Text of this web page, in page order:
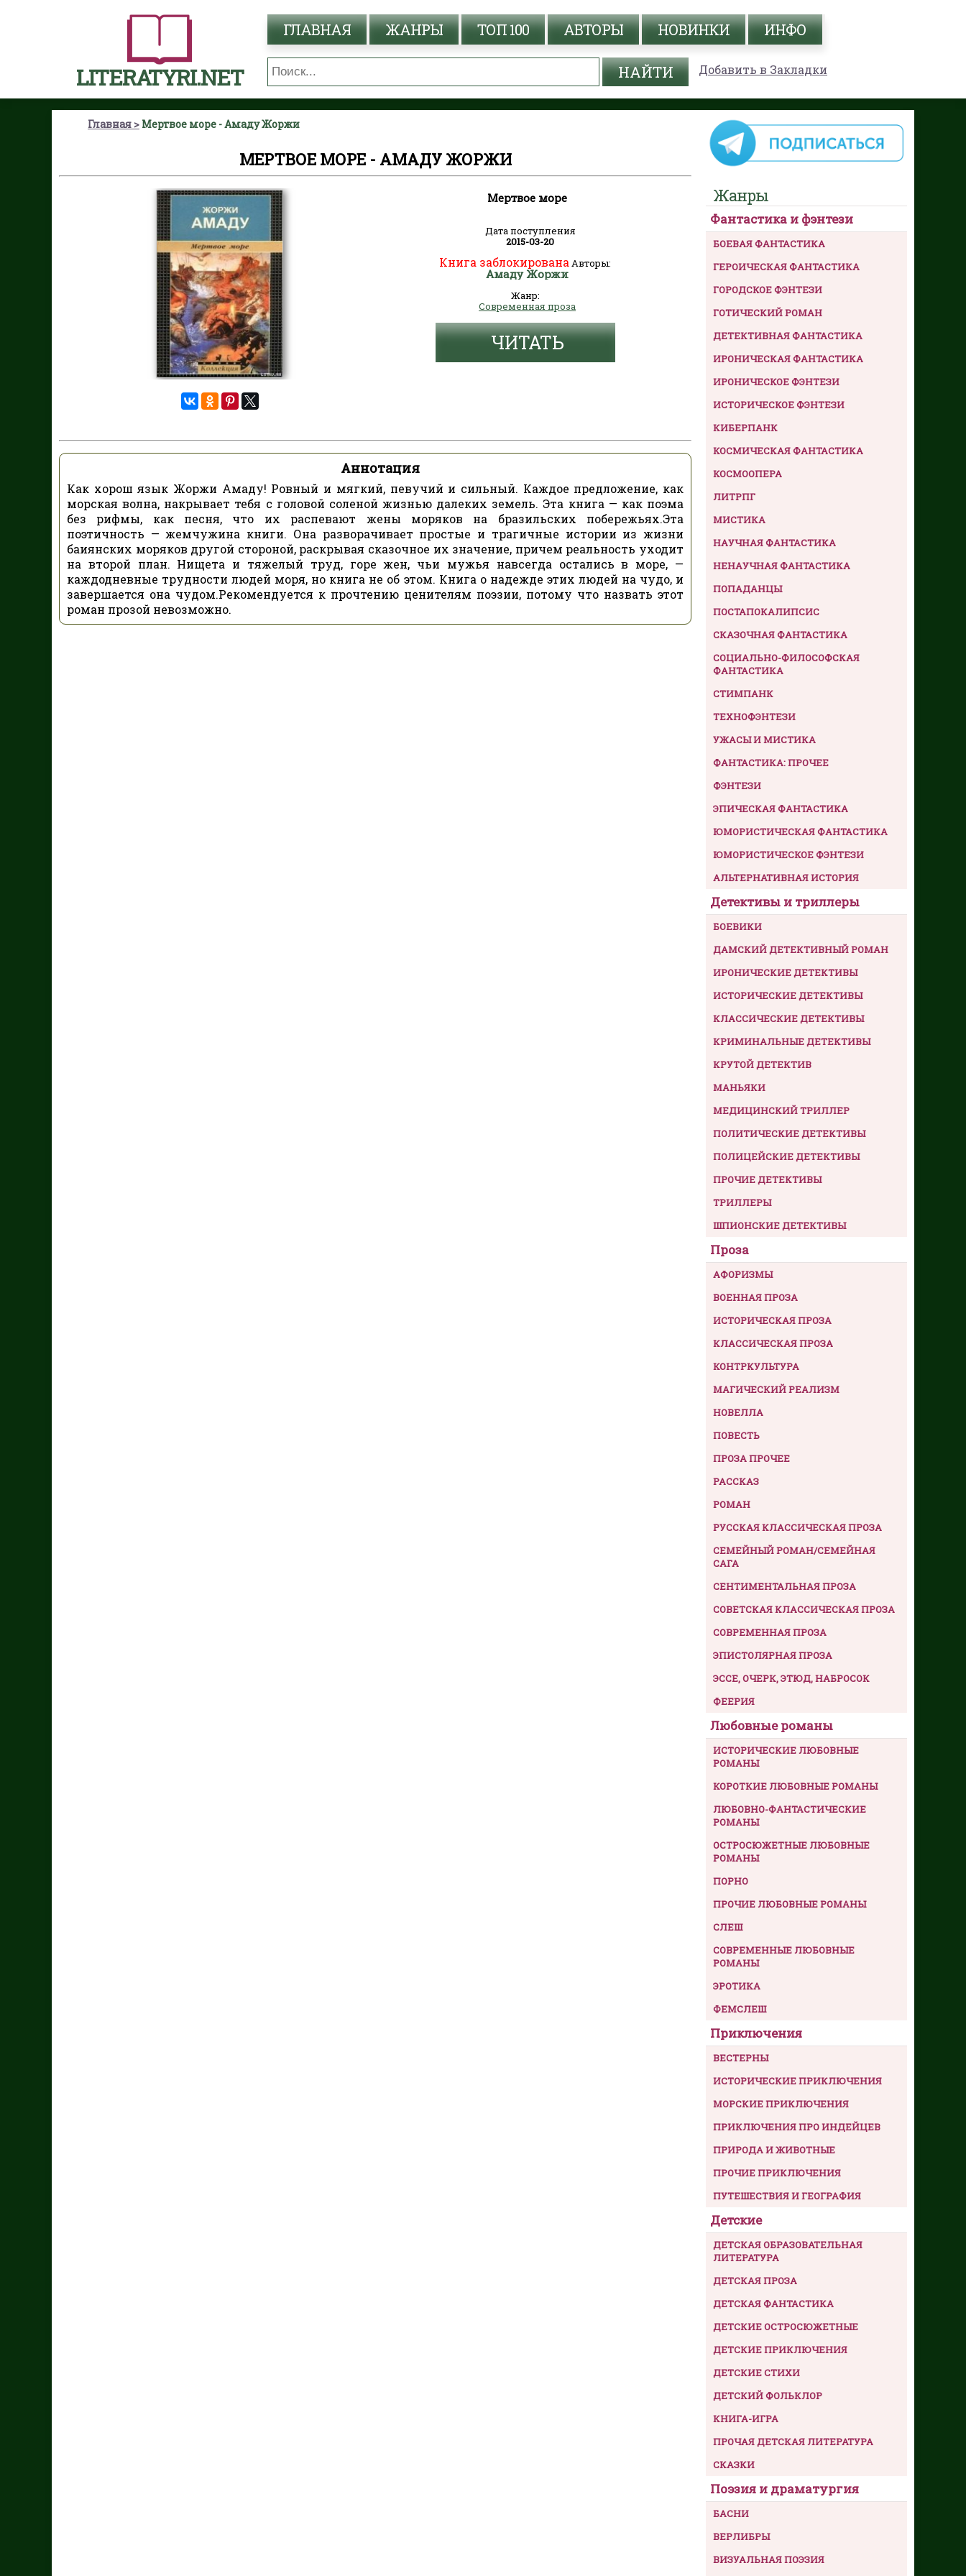
LITERATYRI.NET
ГЛАВНАЯ ЖАНРЫ ТОП 100 АВТОРЫ НОВИНКИ ИНФО
Добавить в Закладки
Главная Мертвое море - Амаду Жоржи
МЕРТВОЕ МОРЕ - АМАДУ ЖОРЖИ
Мертвое море
Дата поступления
2015-03-20
Книга заблокирована Авторы:
Амаду Жоржи
Жанр:
Современная проза
ЧИТАТЬ
Аннотация
Как хорош язык Жоржи Амаду! Ровный и мягкий, певучий и сильный. Каждое предложение, как
морская волна, накрывает тебя с головой соленой жизнью далеких земель. Эта книга — как поэма
без рифмы, как песня, что их распевают жены моряков на бразильских побережьях.Эта
поэтичность — жемчужина книги. Она разворачивает простые и трагичные истории из жизни
баиянских моряков другой стороной, раскрывая сказочное их значение, причем реальность уходит
на второй план. Нищета и тяжелый труд, горе жен, чьи мужья навсегда остались в море, —
каждодневные трудности людей моря, но книга не об этом. Книга о надежде этих людей на чудо, и
завершается она чудом.Рекомендуется к прочтению ценителям поэзии, потому что назвать этот
роман прозой невозможно.
Жанры
Фантастика и фэнтези
БОЕВАЯ ФАНТАСТИКА
ГЕРОИЧЕСКАЯ ФАНТАСТИКА
ГОРОДСКОЕ ФЭНТЕЗИ
ГОТИЧЕСКИЙ РОМАН
ДЕТЕКТИВНАЯ ФАНТАСТИКА
ИРОНИЧЕСКАЯ ФАНТАСТИКА
ИРОНИЧЕСКОЕ ФЭНТЕЗИ
ИСТОРИЧЕСКОЕ ФЭНТЕЗИ
КИБЕРПАНК
КОСМИЧЕСКАЯ ФАНТАСТИКА
КОСМООПЕРА
ЛИТРПГ
МИСТИКА
НАУЧНАЯ ФАНТАСТИКА
НЕНАУЧНАЯ ФАНТАСТИКА
ПОПАДАНЦЫ
ПОСТАПОКАЛИПСИС
СКАЗОЧНАЯ ФАНТАСТИКА
СОЦИАЛЬНО-ФИЛОСОФСКАЯ
ФАНТАСТИКА
СТИМПАНК
ТЕХНОФЭНТЕЗИ
УЖАСЫ И МИСТИКА
ФАНТАСТИКА: ПРОЧЕЕ
ФЭНТЕЗИ
ЭПИЧЕСКАЯ ФАНТАСТИКА
ЮМОРИСТИЧЕСКАЯ ФАНТАСТИКА
ЮМОРИСТИЧЕСКОЕ ФЭНТЕЗИ
АЛЬТЕРНАТИВНАЯ ИСТОРИЯ
Детективы и триллеры
БОЕВИКИ
ДАМСКИЙ ДЕТЕКТИВНЫЙ РОМАН
ИРОНИЧЕСКИЕ ДЕТЕКТИВЫ
ИСТОРИЧЕСКИЕ ДЕТЕКТИВЫ
КЛАССИЧЕСКИЕ ДЕТЕКТИВЫ
КРИМИНАЛЬНЫЕ ДЕТЕКТИВЫ
КРУТОЙ ДЕТЕКТИВ
МАНЬЯКИ
МЕДИЦИНСКИЙ ТРИЛЛЕР
ПОЛИТИЧЕСКИЕ ДЕТЕКТИВЫ
ПОЛИЦЕЙСКИЕ ДЕТЕКТИВЫ
ПРОЧИЕ ДЕТЕКТИВЫ
ТРИЛЛЕРЫ
ШПИОНСКИЕ ДЕТЕКТИВЫ
Проза
АФОРИЗМЫ
ВОЕННАЯ ПРОЗА
ИСТОРИЧЕСКАЯ ПРОЗА
КЛАССИЧЕСКАЯ ПРОЗА
КОНТРКУЛЬТУРА
МАГИЧЕСКИЙ РЕАЛИЗМ
НОВЕЛЛА
ПОВЕСТЬ
ПРОЗА ПРОЧЕЕ
РАССКАЗ
РОМАН
РУССКАЯ КЛАССИЧЕСКАЯ ПРОЗА
СЕМЕЙНЫЙ РОМАН/СЕМЕЙНАЯ
САГА
СЕНТИМЕНТАЛЬНАЯ ПРОЗА
СОВЕТСКАЯ КЛАССИЧЕСКАЯ ПРОЗА
СОВРЕМЕННАЯ ПРОЗА
ЭПИСТОЛЯРНАЯ ПРОЗА
ЭССЕ, ОЧЕРК, ЭТЮД, НАБРОСОК
ФЕЕРИЯ
Любовные романы
ИСТОРИЧЕСКИЕ ЛЮБОВНЫЕ
РОМАНЫ
КОРОТКИЕ ЛЮБОВНЫЕ РОМАНЫ
ЛЮБОВНО-ФАНТАСТИЧЕСКИЕ
РОМАНЫ
ОСТРОСЮЖЕТНЫЕ ЛЮБОВНЫЕ
РОМАНЫ
ПОРНО
ПРОЧИЕ ЛЮБОВНЫЕ РОМАНЫ
СЛЕШ
СОВРЕМЕННЫЕ ЛЮБОВНЫЕ
РОМАНЫ
ЭРОТИКА
ФЕМСЛЕШ
Приключения
ВЕСТЕРНЫ
ИСТОРИЧЕСКИЕ ПРИКЛЮЧЕНИЯ
МОРСКИЕ ПРИКЛЮЧЕНИЯ
ПРИКЛЮЧЕНИЯ ПРО ИНДЕЙЦЕВ
ПРИРОДА И ЖИВОТНЫЕ
ПРОЧИЕ ПРИКЛЮЧЕНИЯ
ПУТЕШЕСТВИЯ И ГЕОГРАФИЯ
Детские
ДЕТСКАЯ ОБРАЗОВАТЕЛЬНАЯ
ЛИТЕРАТУРА
ДЕТСКАЯ ПРОЗА
ДЕТСКАЯ ФАНТАСТИКА
ДЕТСКИЕ ОСТРОСЮЖЕТНЫЕ
ДЕТСКИЕ ПРИКЛЮЧЕНИЯ
ДЕТСКИЕ СТИХИ
ДЕТСКИЙ ФОЛЬКЛОР
КНИГА-ИГРА
ПРОЧАЯ ДЕТСКАЯ ЛИТЕРАТУРА
СКАЗКИ
Поэзия и драматургия
БАСНИ
ВЕРЛИБРЫ
ВИЗУАЛЬНАЯ ПОЭЗИЯ